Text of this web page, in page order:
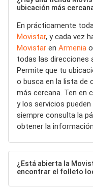
ubicación más
En prácticamente
Movistar, y cada vez
Movistar en Armenia
todas las direcciones
Permite que tu
o busca en la lista de
más cercana. Ten en
y los servicios
siempre consulta la
obtener la
¿Está abierta la
encontrar el folleto